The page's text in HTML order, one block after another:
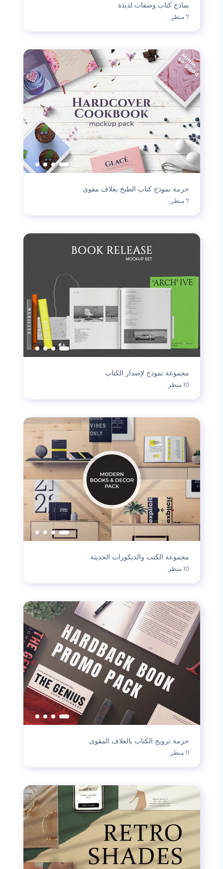
نماذج كتاب وصفات لذيذة
7 منظر
حزمة نموذج كتاب الطبخ بغلاف مقوى
7 منظر
مجموعة نموذج لإصدار الكتاب
10 منظر
مجموعة الكتب والديكورات الحديثة
10 منظر
حزمة ترويج الكتاب بالغلاف المقوى
11 منظر